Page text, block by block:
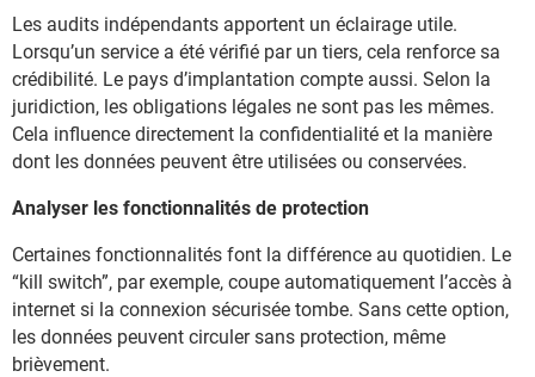
Les audits indépendants apportent un éclairage utile.
Lorsqu’un service a été vérifié par un tiers, cela renforce sa
crédibilité. Le pays d’implantation compte aussi. Selon la
juridiction, les obligations légales ne sont pas les mêmes.
Cela influence directement la confidentialité et la manière
dont les données peuvent être utilisées ou conservées.
Analyser les fonctionnalités de protection
Certaines fonctionnalités font la différence au quotidien. Le
“kill switch”, par exemple, coupe automatiquement l’accès à
internet si la connexion sécurisée tombe. Sans cette option,
les données peuvent circuler sans protection, même
brièvement.